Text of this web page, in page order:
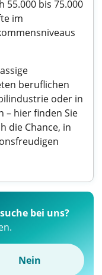
55.000 bis 75.000
im
beruflichen
oder in
– hier finden Sie
die Chance, in
bei uns?
Nein